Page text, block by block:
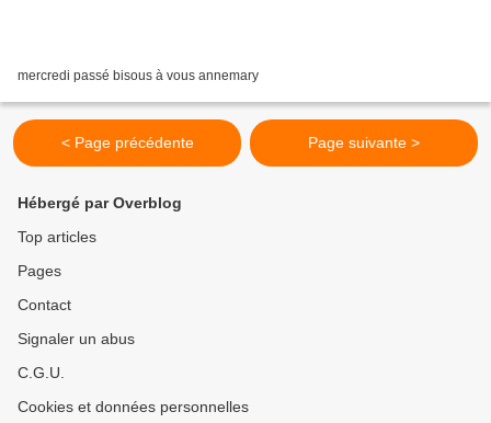
mercredi passé bisous à vous annemary
< Page précédente Page suivante >
Hébergé par Overblog
Top articles
Pages
Contact
Signaler un abus
C.G.U.
Cookies et données personnelles